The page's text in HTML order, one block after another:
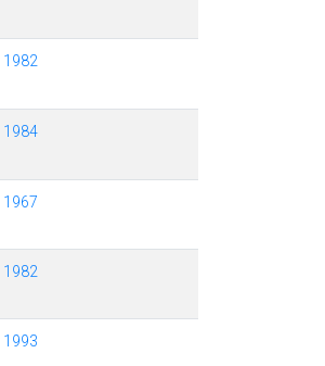
1982
1984
1967
1982
1993